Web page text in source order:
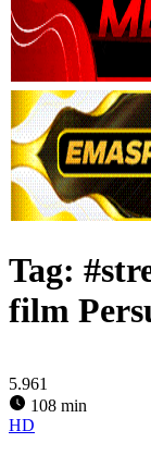
Tag:
film
5.961
108 min
HD